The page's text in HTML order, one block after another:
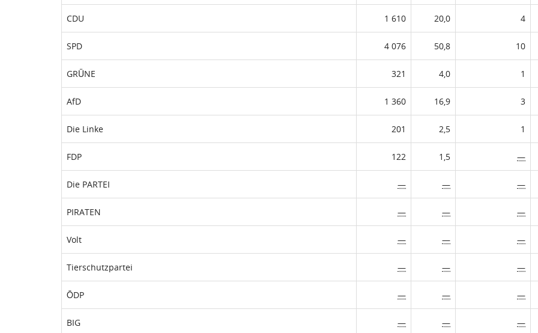
CDU 1 610 20,0 4
SPD 4 076 50,8 10
GRÜNE 321 4,0 1
AfD 1 360 16,9 3
Die Linke 201 2,5 1
FDP 122 1,5 —
Die PARTEI — — —
PIRATEN — — —
Volt — — —
Tierschutzpartei — — —
ÖDP — — —
BIG — — —